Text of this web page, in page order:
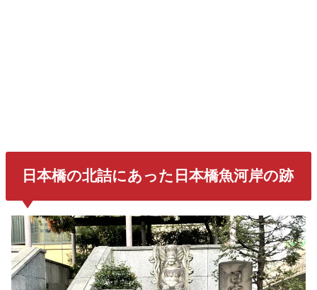
日本橋の北詰にあった 日本橋魚河岸の跡